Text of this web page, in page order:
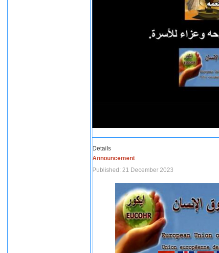
Details
Announcement
Published: 21 December 2023